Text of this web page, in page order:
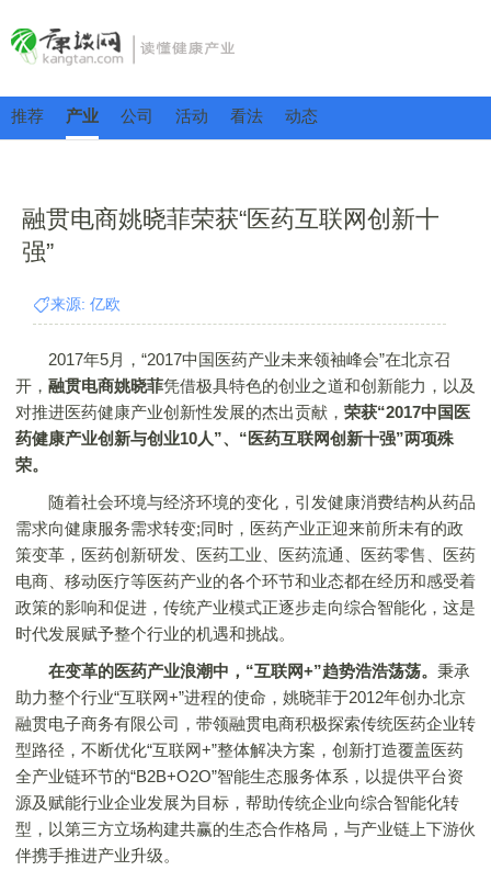
推荐 产业 公司 活动 看法 动态
融贯电商姚晓菲荣获“医药互联网创新十
强”
来源: 亿欧
2017年5月，“2017中国医药产业未来领袖峰会”在北京召
开， 融贯电商姚晓菲凭借极具特色的创业之道和创新能力，以及
对推进医药健康产业创新性发展的杰出贡献， 荣获“2017中国医
药健康产业创新与创业10人”、“医药互联网创新十强”两项殊
荣。
随着社会环境与经济环境的变化，引发健康消费结构从药品
需求向健康服务需求转变;同时，医药产业正迎来前所未有的政
策变革，医药创新研发、医药工业、医药流通、医药零售、医药
电商、移动医疗等医药产业的各个环节和业态都在经历和感受着
政策的影响和促进，传统产业模式正逐步走向综合智能化，这是
时代发展赋予整个行业的机遇和挑战。
在变革的医药产业浪潮中，“互联网+”趋势浩浩荡荡。 秉承
助力整个行业“互联网+”进程的使命，姚晓菲于2012年创办北京
融贯电子商务有限公司，带领融贯电商积极探索传统医药企业转
型路径，不断优化“互联网+”整体解决方案，创新打造覆盖医药
全产业链环节的“B2B+O2O”智能生态服务体系，以提供平台资
源及赋能行业企业发展为目标，帮助传统企业向综合智能化转
型，以第三方立场构建共赢的生态合作格局，与产业链上下游伙
伴携手推进产业升级。